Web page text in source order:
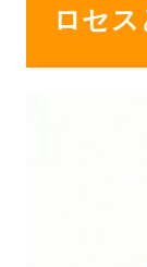
ロセス